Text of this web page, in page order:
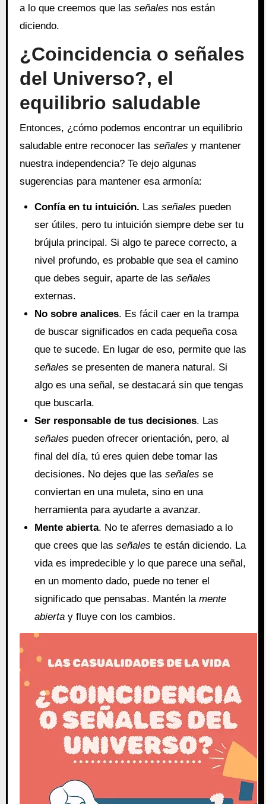
a lo que creemos que las señales nos están
diciendo.
¿Coincidencia o señales
del Universo?, el
equilibrio saludable
Entonces, ¿cómo podemos encontrar un equilibrio
saludable entre reconocer las señales y mantener
nuestra independencia? Te dejo algunas
sugerencias para mantener esa armonía:
Confía en tu intuición. Lasseñales pueden
ser útiles, pero tu intuición siempre debe ser tu
brújula principal. Si algo te parece correcto, a
nivel profundo, es probable que sea el camino
que debes seguir, aparte de lasseñales
externas.
No sobre analices. Es fácil caer en la trampa
de buscar significados en cada pequeña cosa
que te sucede. En lugar de eso, permite que las
señales se presenten de manera natural. Si
algo es una señal, se destacará sin que tengas
que buscarla.
Ser responsable de tus decisiones. Las
señales pueden ofrecer orientación, pero, al
final del día, tú eres quien debe tomar las
decisiones. No dejes que lasseñales se
conviertan en una muleta, sino en una
herramienta para ayudarte a avanzar.
Mente abierta. No te aferres demasiado a lo
que crees que lasseñales te están diciendo. La
vida es impredecible y lo que parece una señal,
en un momento dado, puede no tener el
significado que pensabas. Mantén lamente
abierta y fluye con los cambios.